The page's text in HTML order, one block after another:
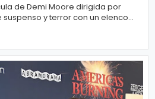
de Demi Moore dirigida por
y terror con un elenco